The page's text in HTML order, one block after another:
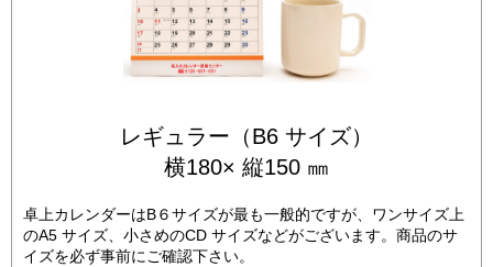
レギュラー（B6 サイズ）
横180× 縦150 ㎜
卓上カレンダーはB６サイズが最も一般的ですが、ワンサイズ上
のA5 サイズ、小さめのCD サイズなどがございます。商品のサ
イズを必ず事前にご確認下さい。